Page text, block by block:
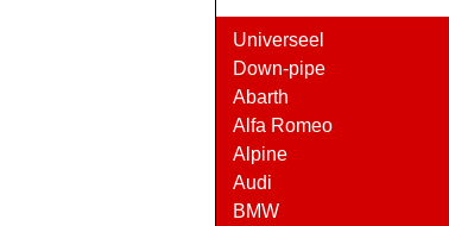
Universeel
Down-pipe
Abarth
Alfa Romeo
Alpine
Audi
BMW